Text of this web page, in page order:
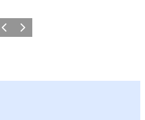
Vorherige Folie
Nächste Folie